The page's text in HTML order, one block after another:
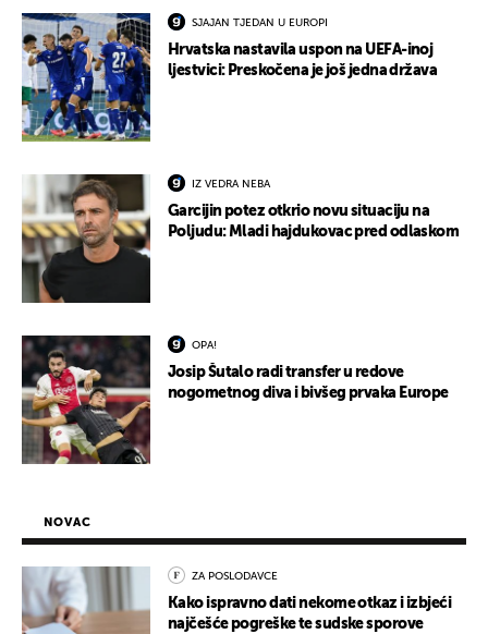
SJAJAN TJEDAN U EUROPI
Hrvatska nastavila uspon na UEFA-inoj
ljestvici: Preskočena je još jedna država
IZ VEDRA NEBA
Garcijin potez otkrio novu situaciju na
Poljudu: Mladi hajdukovac pred odlaskom
OPA!
Josip Šutalo radi transfer u redove
nogometnog diva i bivšeg prvaka Europe
NOVAC
ZA POSLODAVCE
Kako ispravno dati nekome otkaz i izbjeći
najčešće pogreške te sudske sporove